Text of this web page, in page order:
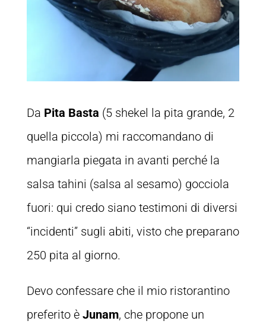
Da Pita Basta (5 shekel la pita grande, 2
quella piccola) mi raccomandano di
mangiarla piegata in avanti perché la
salsa tahini (salsa al sesamo) gocciola
fuori: qui credo siano testimoni di diversi
“incidenti” sugli abiti, visto che preparano
250 pita al giorno.
Devo confessare che il mio ristorantino
preferito è Junam, che propone un